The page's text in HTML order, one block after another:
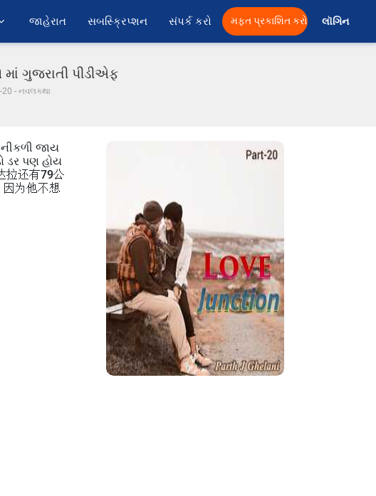
જાહેરાત સબસ્ક્રિપ્શન સંપર્ક કરો મફત પ્રકાશિત કરો લૉગિન
માં ગુજરાતી પીડીએફ
20 - નવલકથા
જાય
ડર પણ હોય
拉还有79公
为他不想